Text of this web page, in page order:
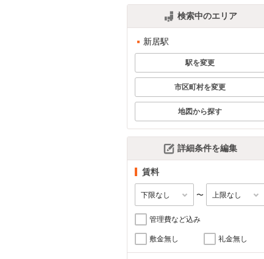
検索中のエリア
新居駅
駅を変更
市区町村を変更
地図から探す
詳細条件を編集
賃料
〜
管理費など込み
敷金無し 礼金無し